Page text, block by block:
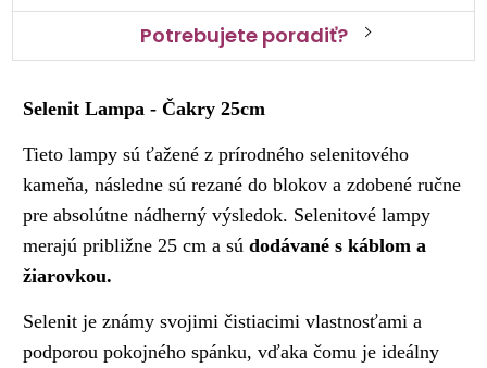
Potrebujete poradiť?
Selenit Lampa - Čakry 25cm
Tieto lampy sú ťažené z prírodného selenitového
kameňa, následne sú rezané do blokov a zdobené ručne
pre absolútne nádherný výsledok. Selenitové lampy
merajú približne 25 cm a súdodávané s káblom a
žiarovkou.
Selenit je známy svojimi čistiacimi vlastnosťami a
podporou pokojného spánku, vďaka čomu je ideálny